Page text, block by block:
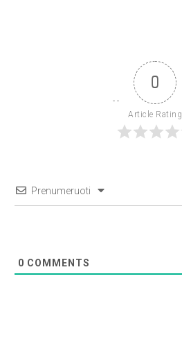
0
Article Rating
Prenumeruoti
0 COMMENTS